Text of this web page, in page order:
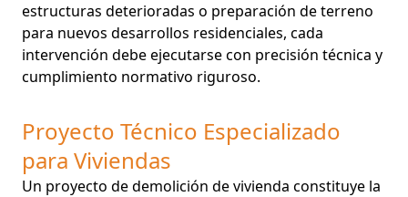
estructuras deterioradas o preparación de terreno
para nuevos desarrollos residenciales, cada
intervención debe ejecutarse con precisión técnica y
cumplimiento normativo riguroso.
Proyecto Técnico Especializado
para Viviendas
Un proyecto de demolición de vivienda constituye la